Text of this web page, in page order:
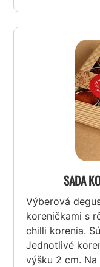
SADA
Výberová
koreničkami s
chilli korenia.
Jednotlivé
výšku 2 cm.